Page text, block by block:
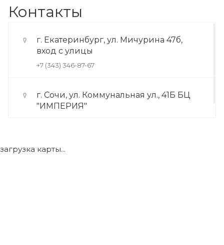
Контакты
г. Екатеринбург, ул. Мичурина 47б,
вход с улицы
+7 (343) 346-87-67
г. Сочи, ул. Коммунальная ул., 41Б БЦ
"ИМПЕРИЯ"
загрузка карты...